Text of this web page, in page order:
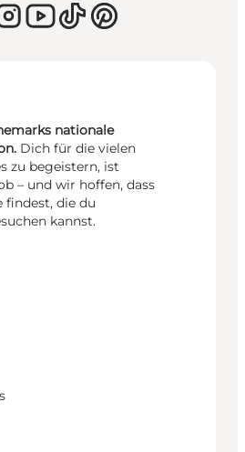
nationale
Dich für die vielen
zu begeistern, ist
– und wir hoffen, dass
findest, die du
kannst.